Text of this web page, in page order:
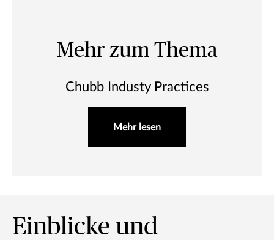
Mehr zum Thema
Chubb Industy Practices
Mehr lesen
Einblicke und